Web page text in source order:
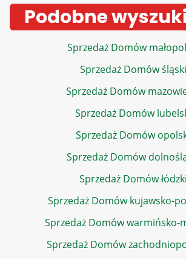
Podobne
Sprzedaż Domów
Sprzedaż Domów
Sprzedaż Domów
Sprzedaż Domów
Sprzedaż Domów
Sprzedaż Domów
Sprzedaż Domów
Sprzedaż Domów kujawsko-
Sprzedaż Domów warmińsko-
Sprzedaż Domów